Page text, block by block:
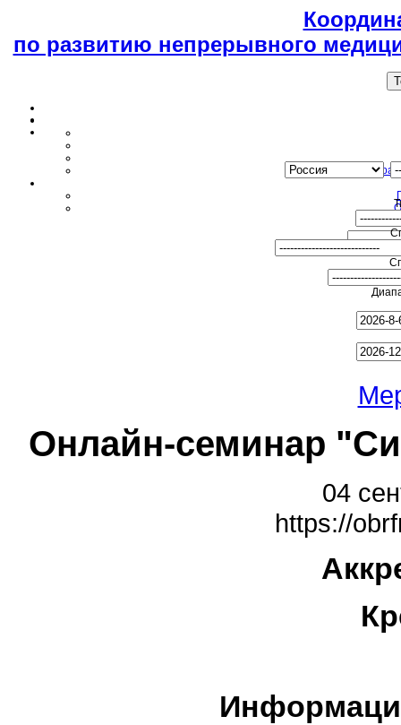
по развитию непрерывного
Онлайн-семинар
04
https://